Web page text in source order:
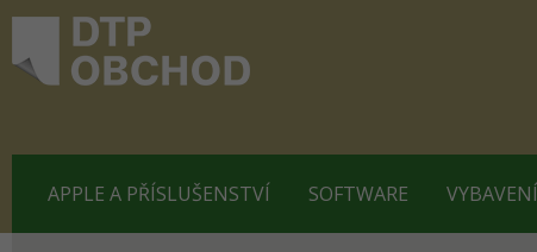
APPLE A PŘÍSLUŠENSTVÍ SOFTWARE VYBAVENÍ